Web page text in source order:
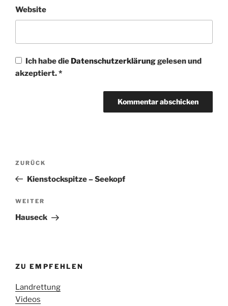
Website
Ich habe die Datenschutzerklärunggelesen und
akzeptiert.*
Beitragsnavigation
Vorheriger
Beitrag
ZURÜCK
Kienstockspitze – Seekopf
Nächster
Beitrag
WEITER
Hauseck
ZU EMPFEHLEN
Landrettung
Videos